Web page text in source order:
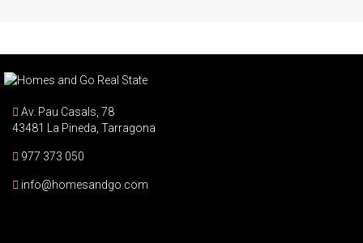
Av. Pau Casals, 78
43481 La Pineda, Tarragona
977 373 050
info@homesandgo.com